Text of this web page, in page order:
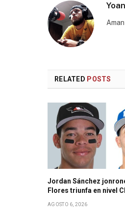
RELATED POSTS
Jordan Sánchez
Flores triunfa en nivel
AGOSTO 6, 2026